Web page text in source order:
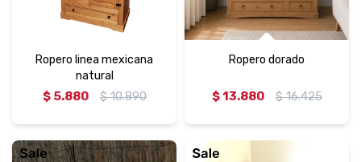
Ropero linea mexicana
natural
$ 5.880 $ 10.890
Ropero dorado
$13.880 $ 16.425